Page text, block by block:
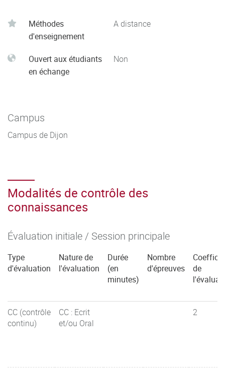
Méthodes
d'enseignement
A distance
Ouvert aux étudiants
en échange
Non
Campus
Campus de Dijon
Modalités de contrôle des
connaissances
Évaluation initiale / Session principale
Type
d'évaluation
Nature de
l'évaluation
Durée
(en
minutes)
Nombre
d'épreuves
de
CC (contrôle
continu)
CC : Ecrit
et/ou Oral
2